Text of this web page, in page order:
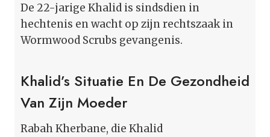
De 22-jarige Khalid is sindsdien in
hechtenis en wacht op zijn rechtszaak in
Wormwood Scrubs gevangenis.
Khalid’s Situatie En De Gezondheid
Van Zijn Moeder
Rabah Kherbane, die Khalid